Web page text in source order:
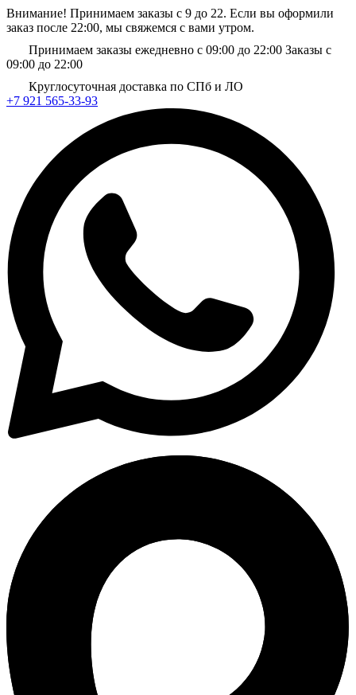
Внимание! Принимаем заказы с 9 до 22. Если вы оформили
заказ после 22:00, мы свяжемся с вами утром.
Принимаем заказы ежедневно с 09:00 до 22:00 Заказы с
09:00 до 22:00
Круглосуточная доставка по СПб и ЛО
+7 921 565-33-93